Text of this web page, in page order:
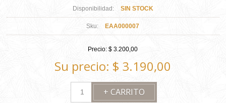
Disponibilidad: SIN STOCK
Sku: EAA000007
Precio: $ 3.200,00
Su precio: $ 3.190,00